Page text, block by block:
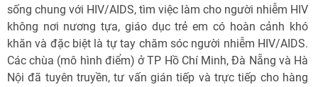
sống chung với HIV/AIDS, tìm việc làm cho người nhiễm HIV
không nơi nương tựa, giáo dục trẻ em có hoàn cảnh khó
khăn và đặc biệt là tự tay chăm sóc người nhiễm HIV/AIDS.
Các chùa (mô hình điểm) ở TP Hồ Chí Minh, Đà Nẵng và Hà
Nội đã tuyên truyền, tư vấn gián tiếp và trực tiếp cho hàng